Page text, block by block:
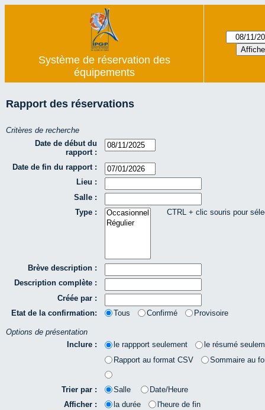
Système de réservation des
équipements
Rapport des réservations
Critères de recherche
Date de début du
rapport :
Date de fin du rapport :
Lieu :
Salle :
Type :
CTRL + clic souris pour
Brève description :
Description complète :
Créée par :
Etat de la confirmation:
Tous Confirmé Provisoire
Options de présentation
Inclure :
le rappport seulement
le résumé
Rapport au format CSV
Sommaire au
Trier par : Salle
Date/Heure
Afficher :
la durée
l'heure de fin